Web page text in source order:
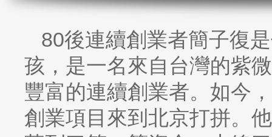
80後連續創業者簡子復
孩，是一名來自台灣的紫
豐富的連續創業者。如今
創業項目來到北京打拼。